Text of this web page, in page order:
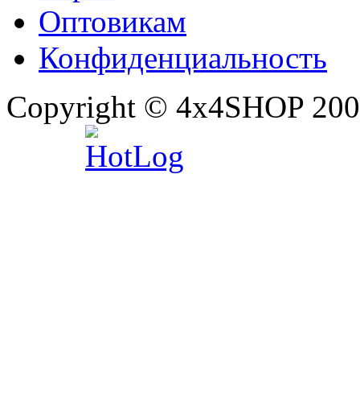
Оптовикам
Конфиденциальность
Copyright © 4x4SHOP